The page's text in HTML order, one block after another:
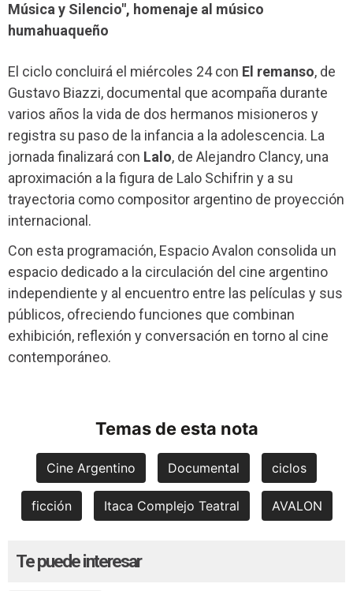
Música y Silencio", homenaje al músico
humahuaqueño
El ciclo concluirá el miércoles 24 con El remanso, de
Gustavo Biazzi, documental que acompaña durante
varios años la vida de dos hermanos misioneros y
registra su paso de la infancia a la adolescencia. La
jornada finalizará con Lalo, de Alejandro Clancy, una
aproximación a la figura de Lalo Schifrin y a su
trayectoria como compositor argentino de proyección
internacional.
Con esta programación, Espacio Avalon consolida un
espacio dedicado a la circulación del cine argentino
independiente y al encuentro entre las películas y sus
públicos, ofreciendo funciones que combinan
exhibición, reflexión y conversación en torno al cine
contemporáneo.
Temas de esta nota
Cine Argentino Documental ciclos
ficción Itaca Complejo Teatral AVALON
Te puede interesar